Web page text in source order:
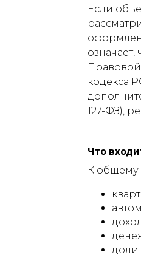
Если
кодекса
127-ФЗ),
Что
К общему
доли